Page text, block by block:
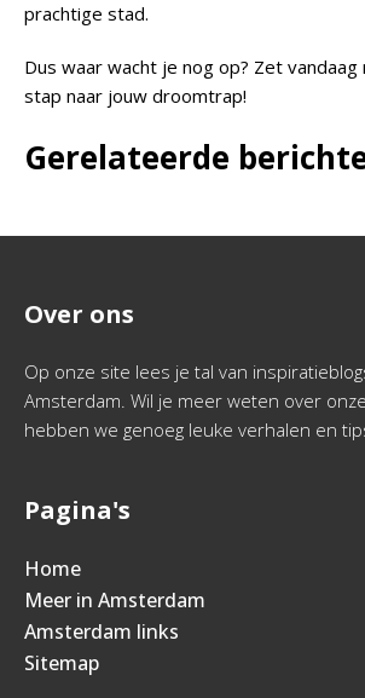
prachtige stad.
Dus waar wacht je nog op? Zet
stap naar jouw droomtrap!
Gerelateerde
Over ons
Op onze site lees je tal van
Amsterdam. Wil je meer weten over
hebben we genoeg leuke verhalen en
Pagina's
Home
Meer in Amsterdam
Amsterdam links
Sitemap